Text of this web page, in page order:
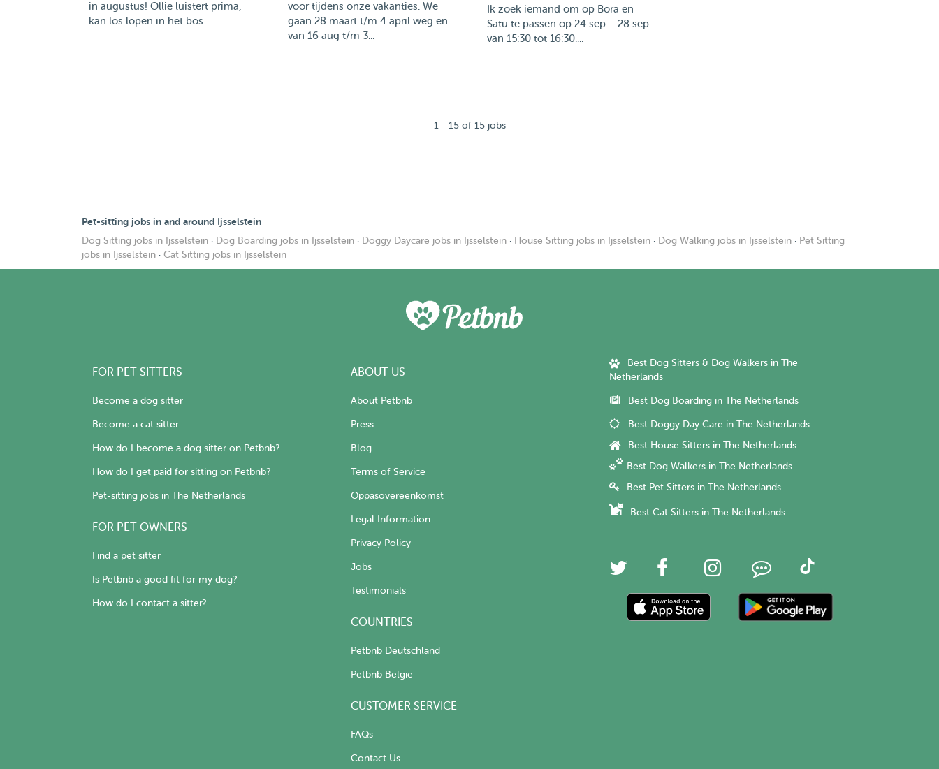
in augustus! Ollie luistert prima,
kan los lopen in het bos. ...
voor tijdens onze vakanties. We
gaan 28 maart t/m 4 april weg en
van 16 aug t/m 3...
Ik zoek iemand om op Bora en
Satu te passen op 24 sep. - 28 sep.
van 15:30 tot 16:30....
1 - 15 of 15 jobs
Pet-sitting jobs in and around Ijsselstein
Dog Sitting jobs in Ijsselstein · Dog Boarding jobs in Ijsselstein · Doggy Daycare jobs in Ijsselstein · House Sitting jobs in Ijsselstein · Dog Walking jobs in Ijsselstein · Pet Sitting
jobs in Ijsselstein · Cat Sitting jobs in Ijsselstein
FOR PET SITTERS
Become a dog sitter
Become a cat sitter
How do I become a dog sitter on Petbnb?
How do I get paid for sitting on Petbnb?
Pet-sitting jobs in The Netherlands
FOR PET OWNERS
Find a pet sitter
Is Petbnb a good fit for my dog?
How do I contact a sitter?
ABOUT US
About Petbnb
Press
Blog
Terms of Service
Oppasovereenkomst
Legal Information
Privacy Policy
Jobs
Testimonials
COUNTRIES
Petbnb Deutschland
Petbnb België
CUSTOMER SERVICE
FAQs
Contact Us
Best Dog Sitters & Dog Walkers in The
Netherlands
Best Dog Boarding in The Netherlands
Best Doggy Day Care in The Netherlands
Best House Sitters in The Netherlands
Best Dog Walkers in The Netherlands
Best Pet Sitters in The Netherlands
Best Cat Sitters in The Netherlands